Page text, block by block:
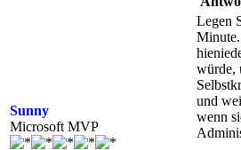
Sunny
Microsoft MVP
Legen
würde,
und
wenn